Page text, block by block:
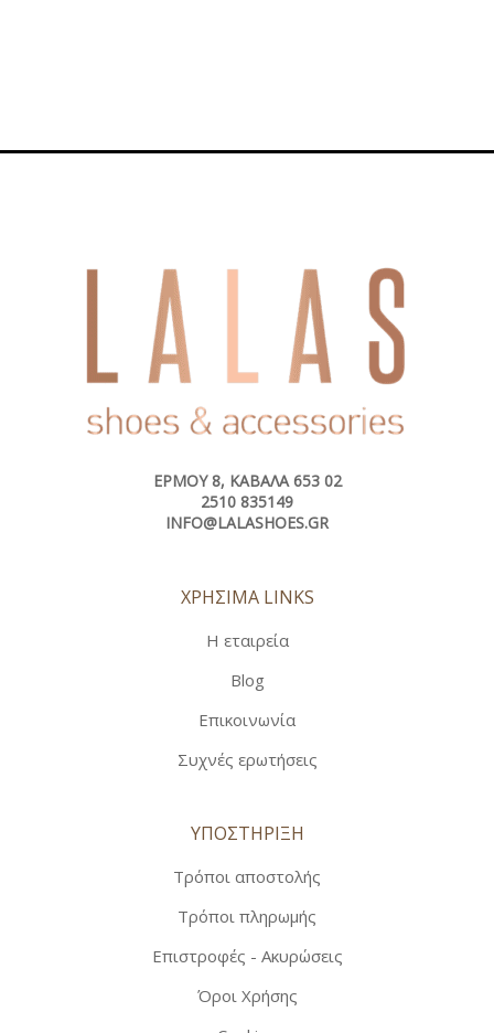
ΕΡΜΟΎ 8, ΚΑΒΆΛΑ 653 02
2510 835149
INFO@LALASHOES.GR
ΧΡΗΣΙΜΑ LINKS
Η εταιρεία
Blog
Επικοινωνία
Συχνές ερωτήσεις
ΥΠΟΣΤΗΡΙΞΗ
Τρόποι αποστολής
Τρόποι πληρωμής
Επιστροφές - Ακυρώσεις
Όροι Χρήσης